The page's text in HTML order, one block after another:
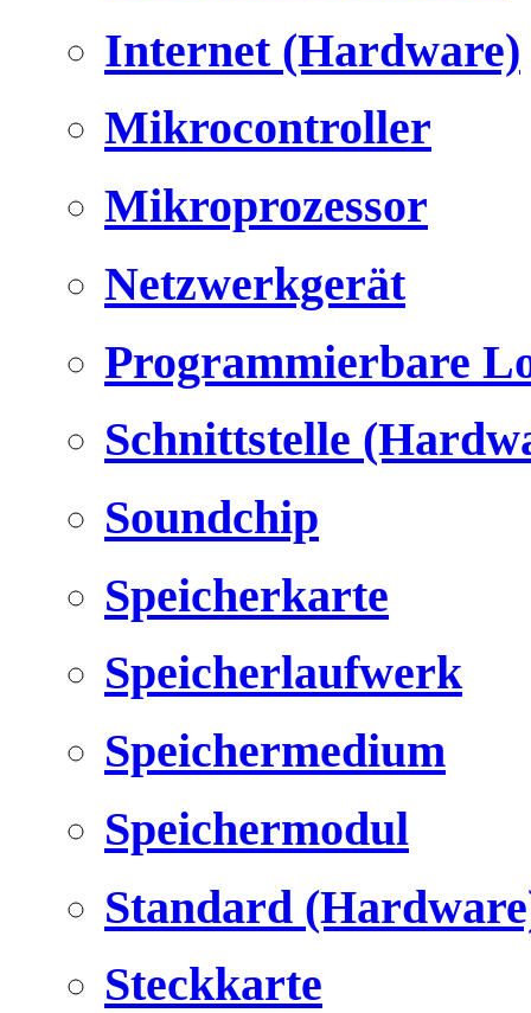
Internet (Hardware)
Mikrocontroller
Mikroprozessor
Netzwerkgerät
Programmierbare
Schnittstelle
Soundchip
Speicherkarte
Speicherlaufwerk
Speichermedium
Speichermodul
Standard
Steckkarte